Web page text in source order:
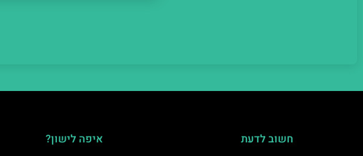
חשוב לדעת
איפה לישון?